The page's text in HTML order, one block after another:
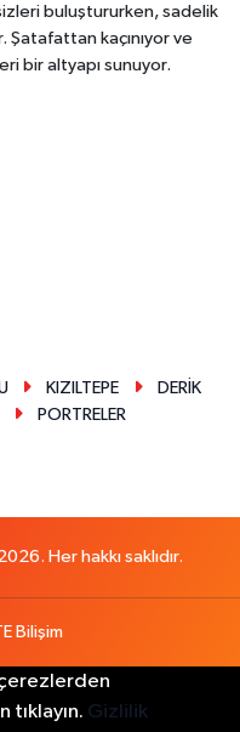
buluştururken, sadelik
kaçınıyor ve
bir altyapı sunuyor.
KIZILTEPE
DERİK
PORTRELER
Her hakkı saklıdır.
Bilişim
tıklayın. Gizlilik